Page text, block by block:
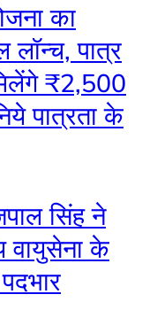
का
लॉन्च, पात्र
₹2,500
पात्रता के
सिंह ने
वायुसेना के